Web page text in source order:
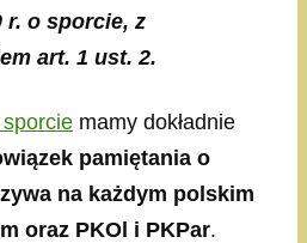
r. o sporcie, z
art. 1 ust. 2.
mamy dokładnie
pamiętania o
na każdym polskim
oraz PKOl i PKPar.